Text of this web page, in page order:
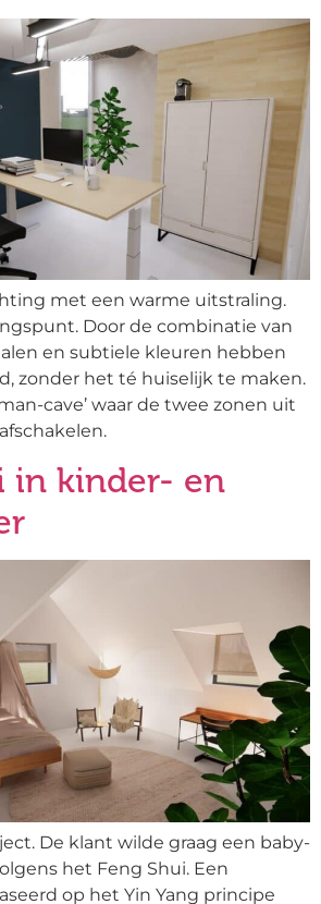
met een warme uitstraling.
Door de combinatie van
en subtiele kleuren hebben
zonder het té huiselijk te maken.
cave’ waar de twee zonen uit
in kinder- en
De klant wilde graag een baby-
het Feng Shui. Een
op het Yin Yang principe